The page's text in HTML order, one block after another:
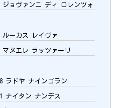
ジョヴァンニ ディ ロレンツォ
ルーカス レイヴァ
マヌエレ ラッツァーリ
ラドヤ ナインゴラン
ナイタン ナンデス